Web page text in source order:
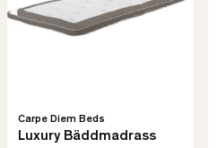
Carpe Diem Beds
Luxury Bäddmadrass